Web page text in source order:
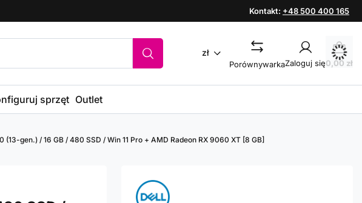
Kontakt: +48 500 400 165
zł
PorównywarkaZaloguj się0,00 zł
sprzęt Outlet
(13-gen.) / 16 GB / 480 SSD / Win 11 Pro + AMD Radeon RX 9060 XT [8 GB]